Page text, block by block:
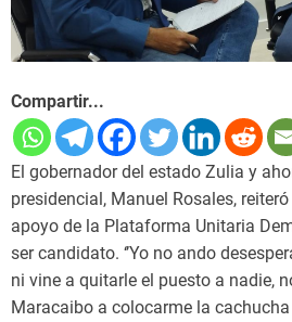
Compartir...
El gobernador del estado Zulia y
presidencial, Manuel Rosales,
apoyo de la Plataforma Unitaria
ser candidato. ‘’Yo no ando
ni vine a quitarle el puesto a nadie,
Maracaibo a colocarme la cachucha